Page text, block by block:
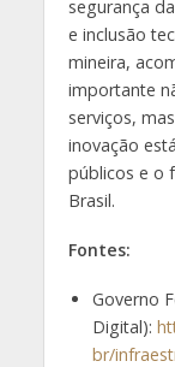
segurança
e inclusão
mineira,
importante
serviços,
inovação
públicos e o
Brasil.
Fontes:
Governo
Digital):
br/